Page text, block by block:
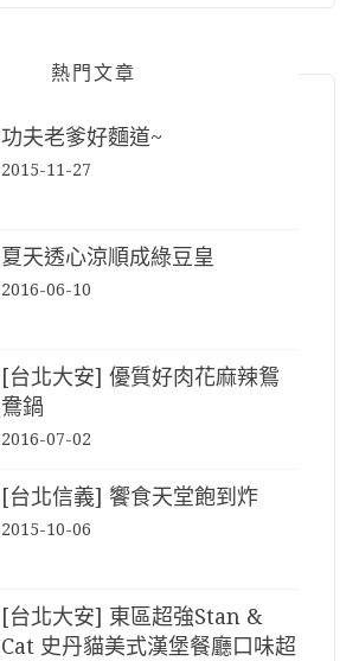
熱門文章
功夫老爹好麵道~
2015-11-27
夏天透心涼順成綠豆皇
2016-06-10
[台北大安] 優質好肉花麻辣鴛
鴦鍋
2016-07-02
[台北信義] 饗食天堂飽到炸
2015-10-06
[台北大安] 東區超強Stan &
Cat 史丹貓美式漢堡餐廳口味超